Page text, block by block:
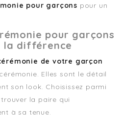
pour garçons pour un
pour garçons
différence
de votre garçon
Elles sont le détail
son look. Choisissez parmi
la paire qui
à sa tenue.